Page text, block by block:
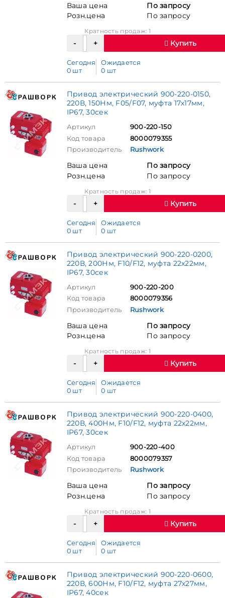
Ваша цена
По запросу
Розн.цена
По запросу
Кратность продаж: 1
Купить
Сегодня
0 шт
Ожидается
0 шт
Привод электрический 900-220-0150,
220В, 150Нм, F05/F07, муфта 17х17мм,
IP67, 30сек
Артикул
900-220-150
Код товара
8000079355
Производитель
Rushwork
Ваша цена
По запросу
Розн.цена
По запросу
Кратность продаж: 1
Купить
Сегодня
0 шт
Ожидается
0 шт
Привод электрический 900-220-0200,
220В, 200Нм, F10/F12, муфта 22х22мм,
IP67, 30сек
Артикул
900-220-200
Код товара
8000079356
Производитель
Rushwork
Ваша цена
По запросу
Розн.цена
По запросу
Кратность продаж: 1
Купить
Сегодня
0 шт
Ожидается
0 шт
Привод электрический 900-220-0400,
220В, 400Нм, F10/F12, муфта 22х22мм,
IP67, 30сек
Артикул
900-220-400
Код товара
8000079357
Производитель
Rushwork
Ваша цена
По запросу
Розн.цена
По запросу
Кратность продаж: 1
Купить
Сегодня
0 шт
Ожидается
0 шт
Привод электрический 900-220-0600,
220В, 600Нм, F10/F12, муфта 27х27мм,
IP67, 40сек